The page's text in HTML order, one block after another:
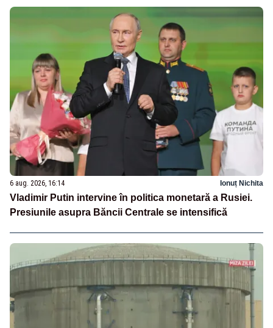
6 aug. 2026, 16:14 Ionuț Nichita
Vladimir Putin intervine în politica monetară a Rusiei.
Presiunile asupra Băncii Centrale se intensifică